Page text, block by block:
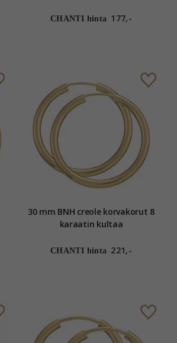
CHANTI hinta 177,-
30 mm BNH creole korvakorut 8
karaatin kultaa
CHANTI hinta 221,-